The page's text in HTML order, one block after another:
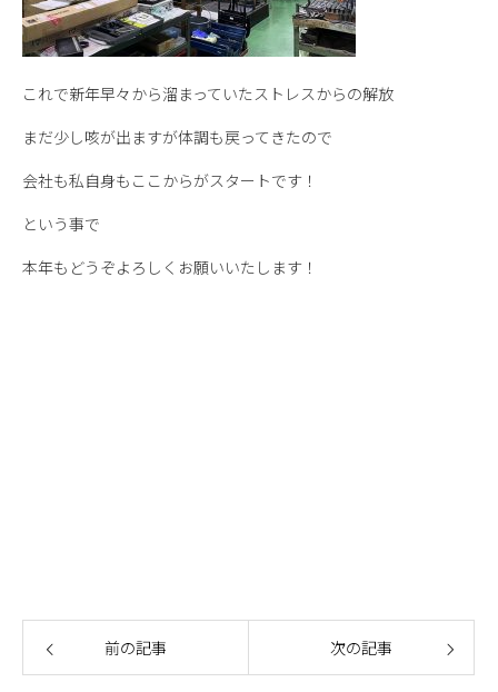
これで新年早々から溜まっていたストレスからの解放
まだ少し咳が出ますが体調も戻ってきたので
会社も私自身もここからがスタートです！
という事で
本年もどうぞよろしくお願いいたします！
前の記事 次の記事